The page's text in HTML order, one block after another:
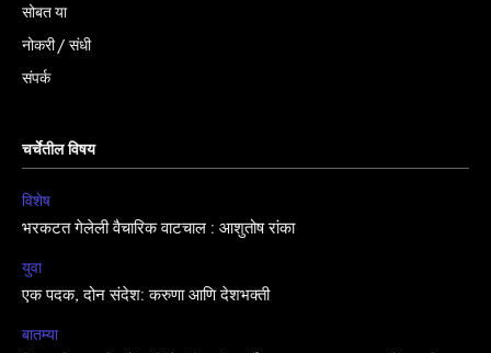
सोबत या
नोकरी / संधी
संपर्क
चर्चेतील विषय
विशेष
भरकटत गेलेली वैचारिक वाटचाल : आशुतोष रांका
युवा
एक पदक, दोन संदेश: करुणा आणि देशभक्ती
बातम्या